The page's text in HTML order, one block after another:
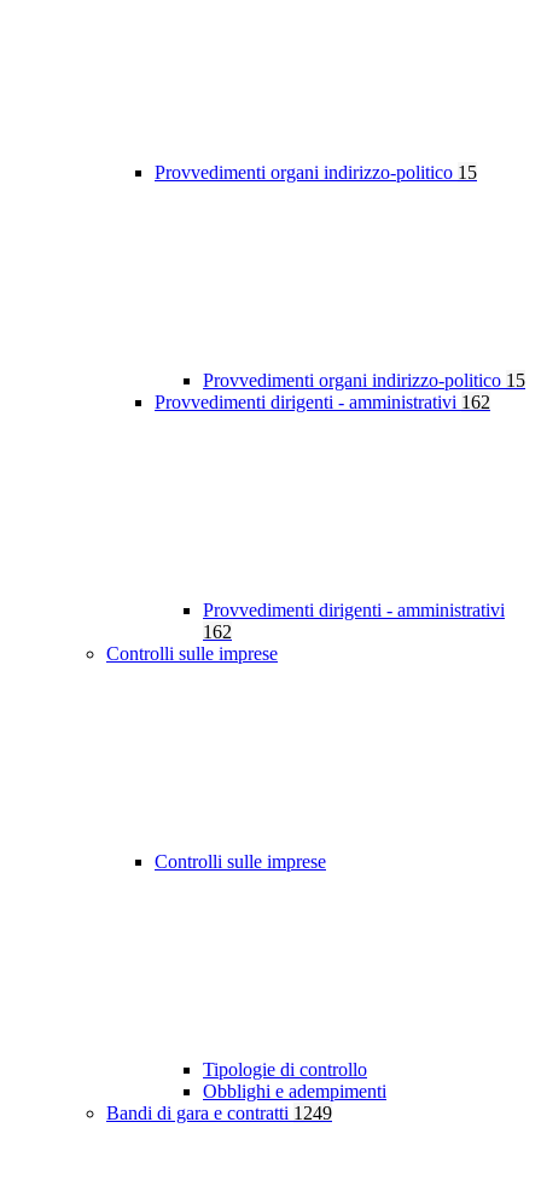
Provvedimenti organi indirizzo-politico 15
Provvedimenti organi indirizzo-politico 15
Provvedimenti dirigenti - amministrativi 162
Provvedimenti dirigenti - amministrativi
162
Controlli sulle imprese
Controlli sulle imprese
Tipologie di controllo
Obblighi e adempimenti
Bandi di gara e contratti 1249